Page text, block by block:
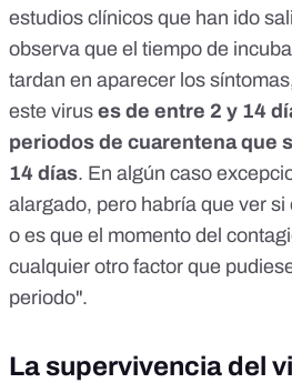
estudios clínicos que han ido
observa que el tiempo de
tardan en aparecer los
este virus es de entre 2 y 14
periodos de cuarentena que
14 días. En algún caso
alargado, pero habría que ver
o es que el momento del
cualquier otro factor que
periodo".
La supervivencia del